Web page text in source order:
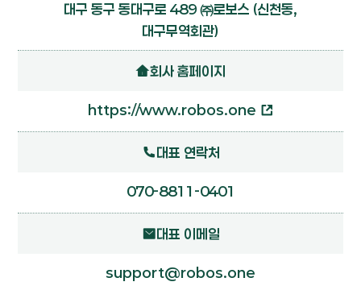
대구 동구 동대구로 489 ㈜로보스 (신천동,
대구무역회관)
회사 홈페이지
https://www.robos.one
대표 연락처
070-8811-0401
대표 이메일
support@robos.one